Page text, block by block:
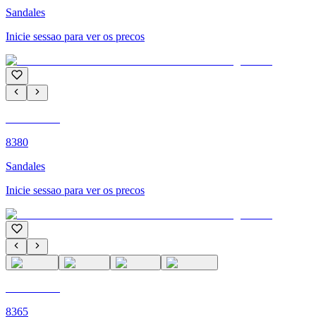
Sandales
Inicie sessao para ver os precos
8380
Sandales
Inicie sessao para ver os precos
8365